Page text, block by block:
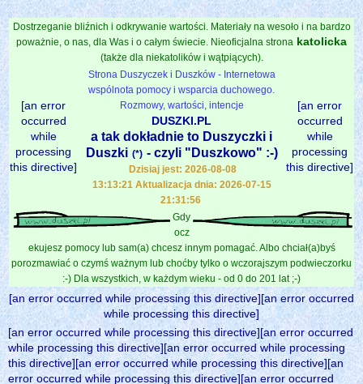
Dostrzeganie bliźnich i odkrywanie wartości. Materiały na wesoło i na bardzo
poważnie, o nas, dla Was i o całym świecie. Nieoficjalna strona katolicka
(także dla niekatolików i wątpiących).
[an error
occurred
while
processing
this directive]
Strona Duszyczek i Duszków - Internetowa
wspólnota pomocy i wsparcia duchowego.
Rozmowy, wartości, intencje
DUSZKI.PL
a tak dokładnie to Duszyczki i
Duszki (*) - czyli "Duszkowo" :-)
Dzisiaj jest: 2026-08-08
13:13:21 Aktualizacja dnia: 2026-07-15
21:31:56
[an error
occurred
while
processing
this directive]
Gdy
ocz
ekujesz pomocy lub sam(a) chcesz innym pomagać. Albo chciał(a)byś
porozmawiać o czymś ważnym lub choćby tylko o wczorajszym podwieczorku
:-) Dla wszystkich, w każdym wieku - od 0 do 201 lat ;-)
[an error occurred while processing this directive][an error occurred
while processing this directive]
[an error occurred while processing this directive][an error occurred
while processing this directive][an error occurred while processing
this directive][an error occurred while processing this directive][an
error occurred while processing this directive][an error occurred